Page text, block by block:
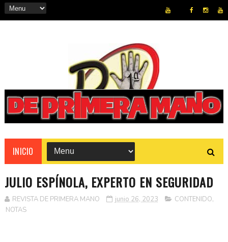
REVISTA
INICIO
JULIO ESPÍNOLA, EXPERTO EN SEGURIDAD
REVISTA DE PRIMERA MANO junio 26, 2023 CONTENIDO,
NOTAS